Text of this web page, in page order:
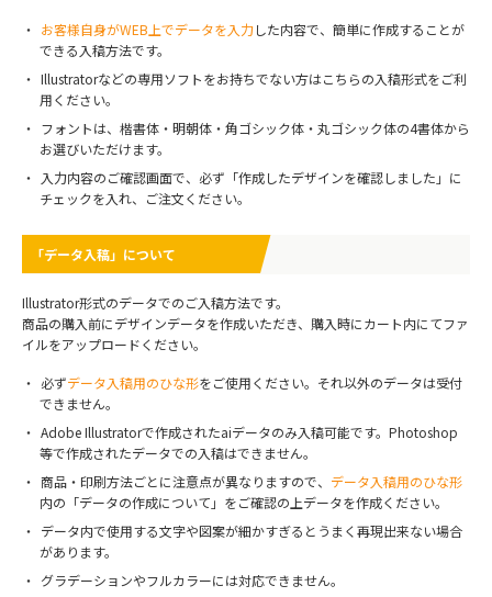
お客様自身がWEB上でデータを入力した内容で、簡単に作成することが
できる入稿方法です。
Illustratorなどの専用ソフトをお持ちでない方はこちらの入稿形式をご利
用ください。
フォントは、楷書体・明朝体・角ゴシック体・丸ゴシック体の4書体から
お選びいただけます。
入力内容のご確認画面で、必ず「作成したデザインを確認しました」に
チェックを入れ、ご注文ください。
「データ入稿」について
Illustrator形式のデータでのご入稿方法です。
商品の購入前にデザインデータを作成いただき、購入時にカート内にてファ
イルをアップロードください。
必ずデータ入稿用のひな形をご使用ください。それ以外のデータは受付
できません。
Adobe Illustratorで作成されたaiデータのみ入稿可能です。Photoshop
等で作成されたデータでの入稿はできません。
商品・印刷方法ごとに注意点が異なりますので、 データ入稿用のひな形
内の「データの作成について」をご確認の上データを作成ください。
データ内で使用する文字や図案が細かすぎるとうまく再現出来ない場合
があります。
グラデーションやフルカラーには対応できません。